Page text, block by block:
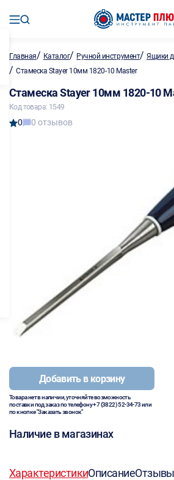
Главная/ Каталог/ Ручной инструмент/Ящики
/ Стамеска Stayer 10мм 1820-10 Master
Стамеска Stayer 10мм 1820-10
Код товара: 1549
0 0 отзывов
Добавить в корзину
Товара нет в наличии, уточняйте возможность
поставки под заказ по телефону+7 (3822) 52-34-73или
по кнопке "Заказать звонок"
Наличие в магазинах
ХарактеристикиОписаниеОтзывы